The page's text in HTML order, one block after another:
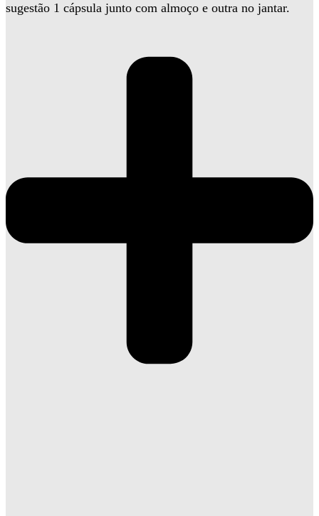
sugestão 1 cápsula junto com almoço e outra no jantar.